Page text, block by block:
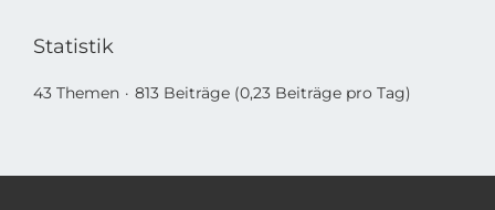
Statistik
43 Themen 813 Beiträge (0,23 Beiträge pro Tag)